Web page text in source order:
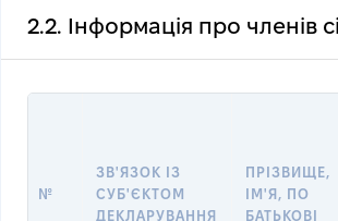
2.2. Інформація про членів
№
ЗВ'ЯЗОК ІЗ
СУБ'ЄКТОМ
ДЕКЛАРУВАННЯ
ПРІЗВИЩЕ,
ІМ'Я, ПО
БАТЬКОВІ